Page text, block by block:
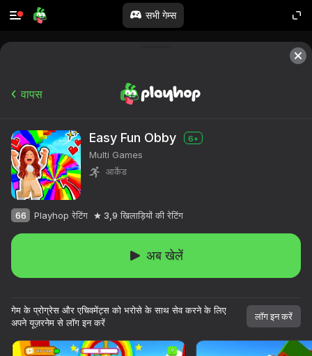
सभी गेम्स
डिवाइस घुमाएँ
वापस
Easy Fun Obby 6+
Multi Games
आर्केड
66 Playhop रेटिंग 3,9 खिलाड़ियों की रेटिंग
अब खेलें
गेम के प्रोग्रेस और एचिवमेंट्स को भरोसे के साथ सेव करने के लिए
अपने यूज़रनेम से लॉग इन करें
लॉग इन करें